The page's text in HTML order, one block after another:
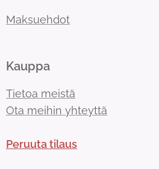
Maksuehdot
Kauppa
Tietoa meistä
Ota meihin yhteyttä
Peruuta tilaus